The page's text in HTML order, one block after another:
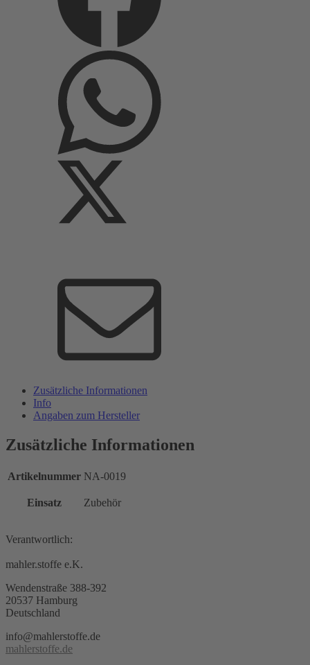
Zusätzliche Informationen
Info
Angaben zum Hersteller
Zusätzliche Informationen
Artikelnummer NA-0019
Einsatz Zubehör
Verantwortlich:
mahler.stoffe e.K.
Wendenstraße 388-392
20537 Hamburg
Deutschland
info@mahlerstoffe.de
mahlerstoffe.de